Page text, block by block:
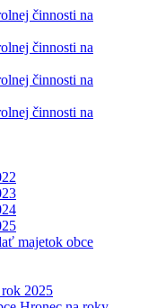
činnosti na
činnosti na
činnosti na
činnosti na
majetok obce
2025